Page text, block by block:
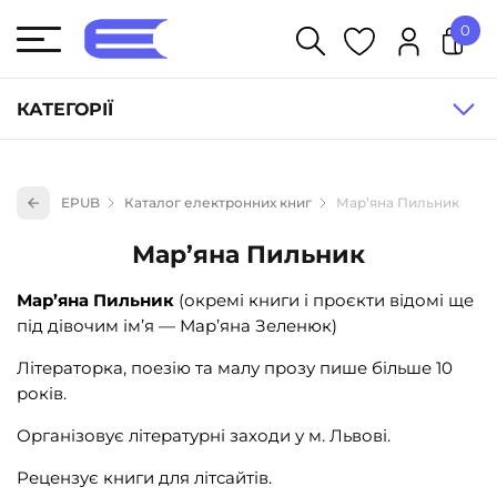
КАТЕГОРІЇ
Книги для дітей (836)
Книги для підлітків (240)
Науково-популярна література (1015)
Навчальна література та посібники (527)
Енциклопедії, довідники, словники (55)
Подарункові сертифікати (1)
0
EPUB Каталог електронних книг Мар’яна Пильник
Мар’яна Пильник
Мар’яна Пильник (окремі книги і проєкти відомі ще
під дівочим ім’я — Мар’яна Зеленюк)
Літераторка, поезію та малу прозу пише більше 10
років.
Організовує літературні заходи у м. Львові.
Рецензує книги для літсайтів.